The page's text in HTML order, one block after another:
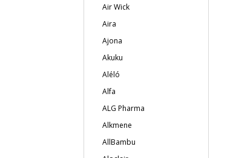
Air Wick
Aira
Ajona
Akuku
Aléló
Alfa
ALG Pharma
Alkmene
AllBambu